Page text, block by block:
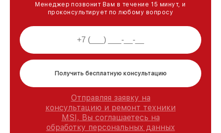
Менеджер позвонит Вам в течение 15 минут, и
проконсультирует по любому вопросу
Получить бесплатную консультацию
Отправляя заявку на
консультацию и ремонт техники
MSI, Вы соглашаетесь на
обработку персональных данных